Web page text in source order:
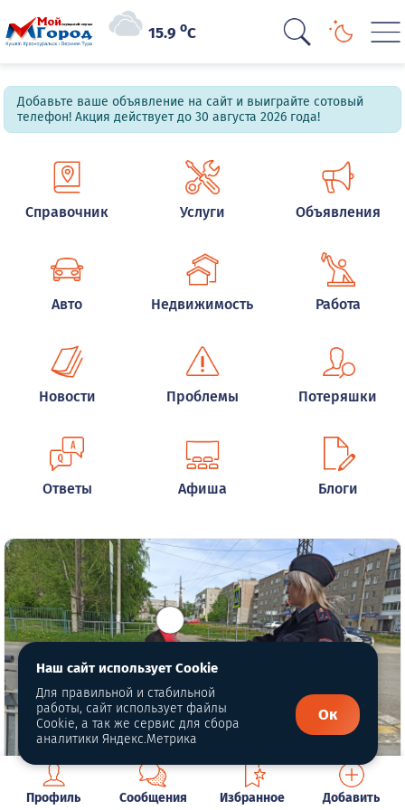
15.9oC
Добавьте ваше объявление на сайт и выиграйте сотовый
телефон! Акция действует до 30 августа 2026 года!
Справочник Услуги Объявления
Авто Недвижимость Работа
Новости Проблемы Потеряшки
Ответы Афиша Блоги
Профиль Сообщения Избранное Добавить
Наш сайт использует Cookie
Для правильной и стабильной
работы, сайт использует файлы
Cookie, а так же сервис для сбора
аналитики Яндекс.Метрика
Ок